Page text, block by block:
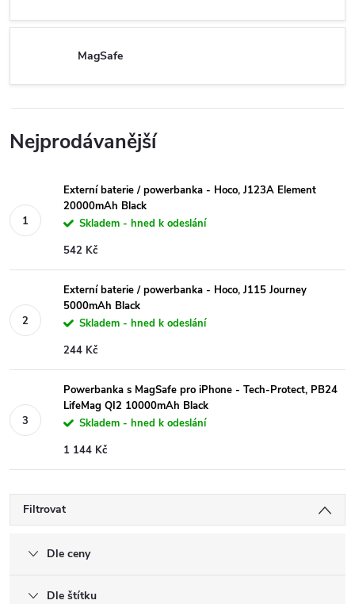
MagSafe
Nejprodávanější
Externí baterie / powerbanka - Hoco, J123A Element
20000mAh Black
Skladem - hned k odeslání
542 Kč
Externí baterie / powerbanka - Hoco, J115 Journey
5000mAh Black
Skladem - hned k odeslání
244 Kč
Powerbanka s MagSafe pro iPhone - Tech-Protect, PB24
LifeMag QI2 10000mAh Black
Skladem - hned k odeslání
1 144 Kč
Filtrovat
Dle ceny
Dle štítku